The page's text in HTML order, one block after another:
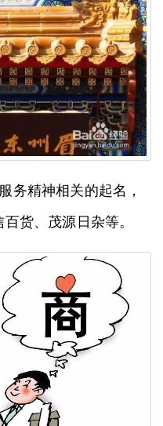
务精神相关的起名，
货、茂源日杂等。